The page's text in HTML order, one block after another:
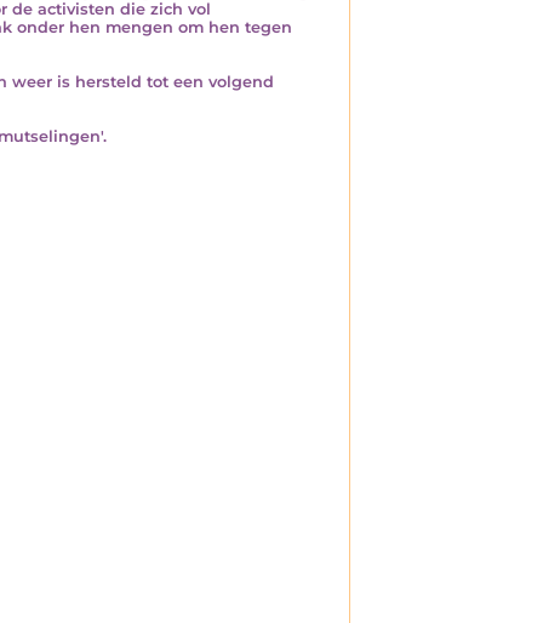
de activisten die zich vol
onder hen mengen om hen tegen
weer is hersteld tot een volgend